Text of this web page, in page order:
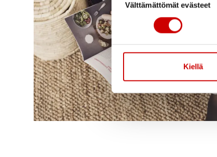
Välttämättömät evästeet
Kiellä